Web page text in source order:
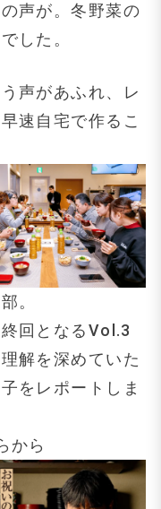
声が。冬野菜の
した。
声があふれ、レ
速自宅で作るこ
。
回となるVol.3
解を深めていた
をレポートしま
から